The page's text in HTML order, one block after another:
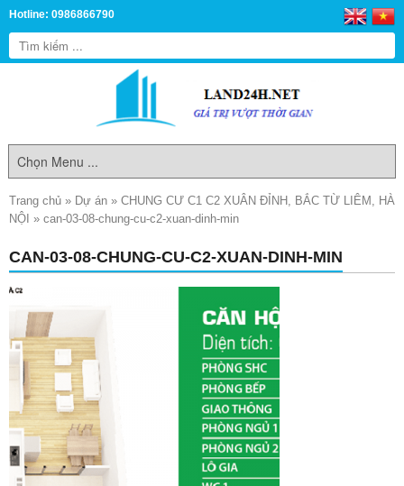
Hotline: 0986866790
Trang chủ » Dự án » CHUNG CƯ C1 C2 XUÂN ĐỈNH, BẮC TỪ LIÊM, HÀ
NỘI » can-03-08-chung-cu-c2-xuan-dinh-min
CAN-03-08-CHUNG-CU-C2-XUAN-DINH-MIN